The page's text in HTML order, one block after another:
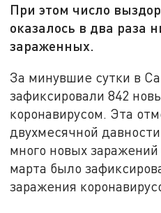
При этом число
оказалось в два раза
зараженных.
За минувшие сутки в
зафиксировали 842
коронавирусом. Эта
двухмесячной
много новых
марта было
заражения